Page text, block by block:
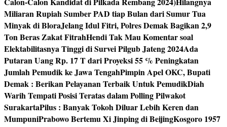
Miliaran Rupiah Sumber PAD tiap Bulan dari Sumur Tua
Minyak di BloraJelang Idul Fitri, Polres Demak Bagikan 2,9
Ton Beras Zakat FitrahHendi Tak Mau Komentar soal
Elektabilitasnya Tinggi di Survei Pilgub Jateng 2024Ada
Putaran Uang Rp. 17 T dari Proyeksi 55 % Peningkatan
Jumlah Pemudik ke Jawa TengahPimpin Apel OKC, Bupati
Demak : Berikan Pelayanan Terbaik Untuk PemudikDiah
Warih Tempati Posisi Teratas dalam Polling Pilwakot
SurakartaPilus : Banyak Tokoh Diluar Lebih Keren dan
MumpuniPrabowo Bertemu Xi Jinping di BeijingKosgoro 1957